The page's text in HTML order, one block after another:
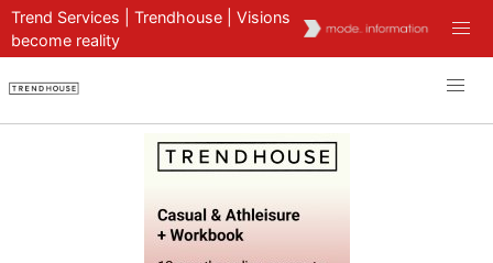
Trend Services | Trendhouse | Visions
become reality